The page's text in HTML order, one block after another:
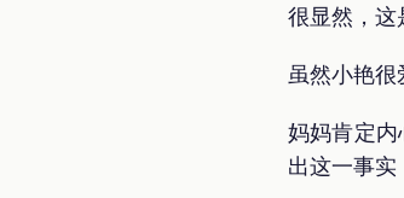
很显然，这
虽然小艳很
妈妈肯定
出这一事实